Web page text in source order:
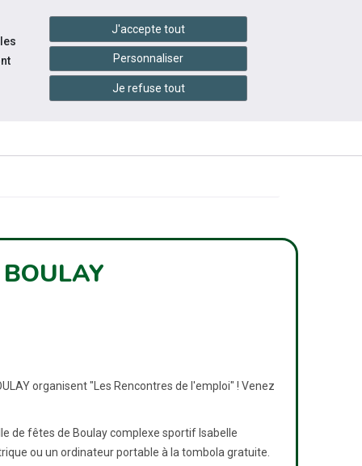
du réseau settings_accessibility Accessibilité
ÉVÉNEMENTS
PRATIQUES
organisent "Les Rencontres de l'emploi" ! Venez
de fêtes de Boulay complexe sportif Isabelle
ou un ordinateur portable à la tombola gratuite.
J'accepte tout
Personnaliser
Je refuse tout